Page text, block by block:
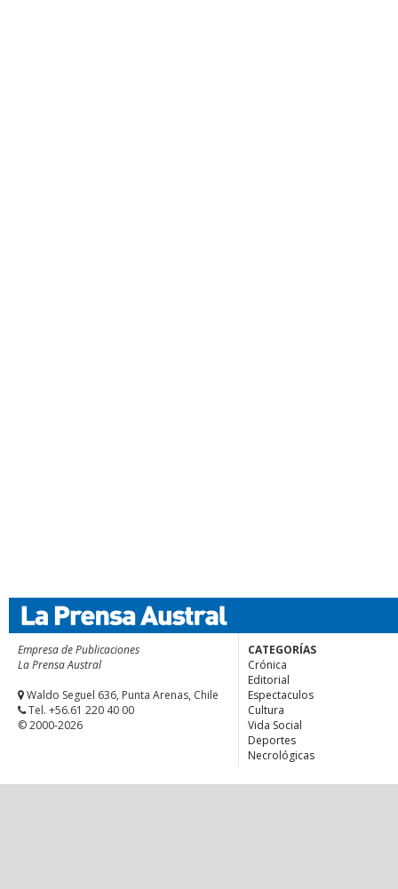
Empresa de Publicaciones
La Prensa Austral
Waldo Seguel 636, Punta Arenas, Chile
Tel. +56.61 220 40 00
© 2000-2026
CATEGORÍAS
Crónica
Editorial
Espectaculos
Cultura
Vida Social
Deportes
Necrológicas